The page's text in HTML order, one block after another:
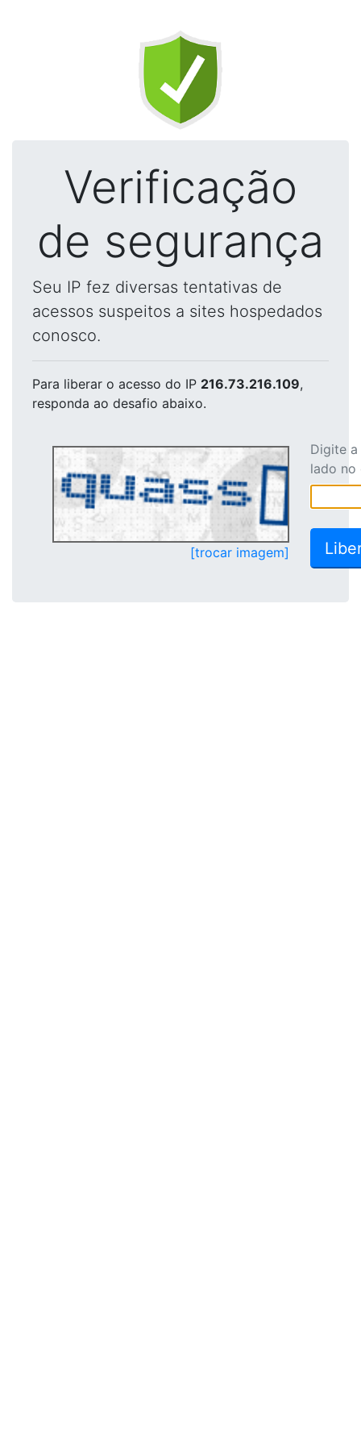
Verificação
de segurança
Seu IP fez diversas tentativas de
acessos suspeitos a sites hospedados
conosco.
Para liberar o acesso do IP 216.73.216.109,
responda ao desafio abaixo.
[trocar imagem]
Digite
lado no